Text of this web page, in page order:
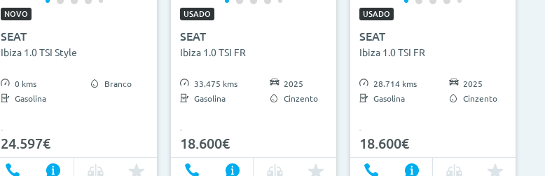
NOVO
SEAT
Ibiza 1.0 TSI Style
0 kms
Gasolina
Branco
24.597€
USADO
SEAT
Ibiza 1.0 TSI FR
33.475 kms
Gasolina
2025
Cinzento
18.600€
USADO
SEAT
Ibiza 1.0 TSI FR
28.714 kms
Gasolina
2025
Cinzento
18.600€